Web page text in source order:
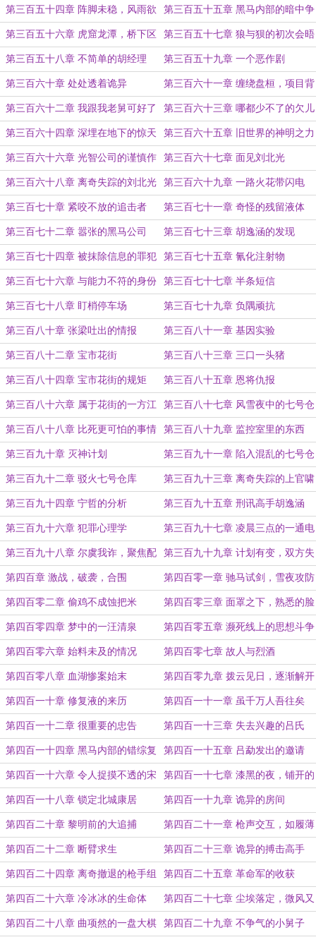
门
第三百五十四章 阵脚未稳，风雨欲
来
第三百五十五章 黑马内部的暗中争
锋
第三百五十六章 虎窟龙潭，桥下区
的腥风醎雨
第三百五十七章 狼与狈的初次会晤
第三百五十八章 不简单的胡经理 第三百五十九章 一个恶作剧
第三百六十章 处处透着诡异 第三百六十一章 缠绕盘桓，项目背
后的秘密
第三百六十二章 我跟我老舅可好了 第三百六十三章 哪都少不了的欠儿
登
第三百六十四章 深埋在地下的惊天
秘辛
第三百六十五章 旧世界的神明之力
第三百六十六章 光智公司的谨慎作
风
第三百六十七章 面见刘北光
第三百六十八章 离奇失踪的刘北光 第三百六十九章 一路火花带闪电
第三百七十章 紧咬不放的追击者 第三百七十一章 奇怪的残留液体
第三百七十二章 嚣张的黑马公司 第三百七十三章 胡逸涵的发现
第三百七十四章 被抹除信息的罪犯 第三百七十五章 氰化注射物
第三百七十六章 与能力不符的身份 第三百七十七章 半条短信
第三百七十八章 盯梢停车场 第三百七十九章 负隅顽抗
第三百八十章 张梁吐出的情报 第三百八十一章 基因实验
第三百八十二章 宝市花街 第三百八十三章 三口一头猪
第三百八十四章 宝市花街的规矩 第三百八十五章 恩将仇报
第三百八十六章 属于花街的一方江
湖
第三百八十七章 风雪夜中的七号仓
库
第三百八十八章 比死更可怕的事情 第三百八十九章 监控室里的东西
第三百九十章 灭神计划 第三百九十一章 陷入混乱的七号仓
库
第三百九十二章 驳火七号仓库 第三百九十三章 离奇失踪的上官啸
虎
第三百九十四章 宁哲的分析 第三百九十五章 刑讯高手胡逸涵
第三百九十六章 犯罪心理学 第三百九十七章 凌晨三点的一通电
话
第三百九十八章 尔虞我诈，聚焦配
件市场
第三百九十九章 计划有变，双方失
联
第四百章 激战，破袭，合围 第四百零一章 驰马试剑，雪夜攻防
第四百零二章 偷鸡不成蚀把米 第四百零三章 面罩之下，熟悉的脸
庞
第四百零四章 梦中的一汪清泉 第四百零五章 濒死线上的思想斗争
第四百零六章 始料未及的情况 第四百零七章 故人与烈酒
第四百零八章 血湖惨案始末 第四百零九章 拨云见日，逐渐解开
的谜团
第四百一十章 修复液的来历 第四百一十一章 虽千万人吾往矣
第四百一十二章 很重要的忠告 第四百一十三章 失去兴趣的吕氏
第四百一十四章 黑马内部的错综复
杂
第四百一十五章 吕勐发出的邀请
第四百一十六章 令人捉摸不透的宋
佳
第四百一十七章 漆黑的夜，铺开的
网
第四百一十八章 锁定北城康居 第四百一十九章 诡异的房间
第四百二十章 黎明前的大追捕 第四百二十一章 枪声交互，如履薄
冰
第四百二十二章 断臂求生 第四百二十三章 诡异的搏击高手
第四百二十四章 离奇撤退的枪手组
织
第四百二十五章 革命军的收获
第四百二十六章 冷冰冰的生命体 第四百二十七章 尘埃落定，微风又
起
第四百二十八章 曲项然的一盘大棋 第四百二十九章 不争气的小舅子